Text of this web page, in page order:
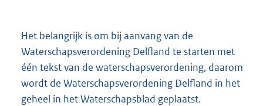
Het belangrijk is om bij aanvang van de
Waterschapsverordening Delfland te starten met
één tekst van de waterschapsverordening, daarom
wordt de Waterschapsverordening Delfland in het
geheel in het Waterschapsblad geplaatst.